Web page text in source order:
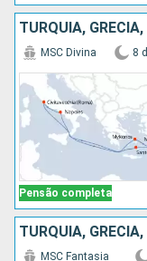
TURQUIA,
Pensão completa
MSC Divina 8 d
TURQUIA,
MSC Fantasia